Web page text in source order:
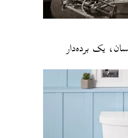
یک برده‌دار